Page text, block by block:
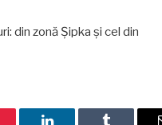
din zonă Șipka și cel din